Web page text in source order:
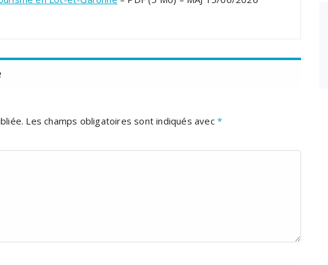
Les champs obligatoires sont indiqués avec*